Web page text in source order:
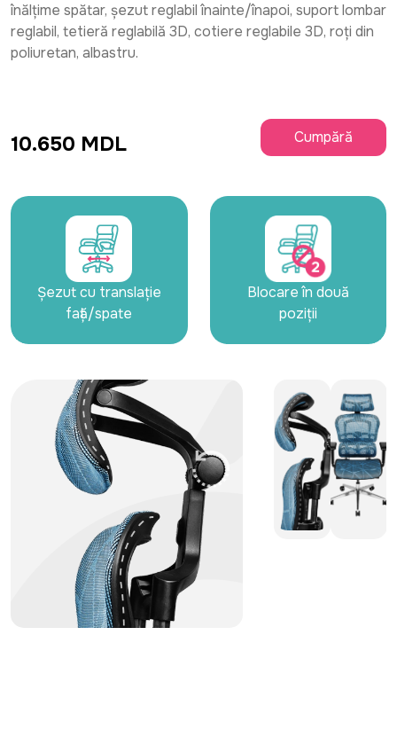
înălțime spătar, șezut reglabil înainte/înapoi, suport lombar
reglabil, tetieră reglabilă 3D, cotiere reglabile 3D, roți din
poliuretan, albastru.
10.650 MDL Cumpără
Șezut cu translație
față/spate
Blocare în două
poziții